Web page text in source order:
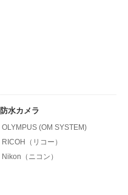
防水カメラ
OLYMPUS (OM SYSTEM)
RICOH（リコー）
Nikon（ニコン）